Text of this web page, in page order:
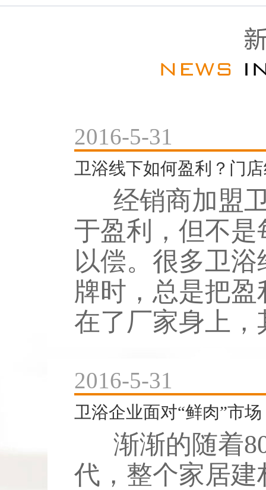
2016-5-31
卫浴线下如何盈利？门
经销商加盟卫
于盈利，但不
以偿。很多卫
牌时，总是把
在了厂家身上，
2016-5-31
卫浴企业面对“鲜肉”市
渐渐的随着80
代，整个家居